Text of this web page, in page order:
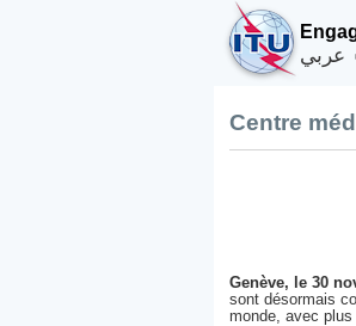
عربي
Centre
Genève, le 30
sont désormais
monde, avec plus